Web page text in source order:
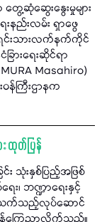
ေ့ဆုံဆွေးနွေးမှုများ
ည်းလမ်း ရှာဖွေ
ရင်းသားလက်နက်ကိုင်
ားရေးဆိုင်ရာ
Masahiro)
န်ကြီးဌာနက
ထုတ်ပြန်
း သုံးနှစ်ပြည့်အဖြစ်
း၊ ဘဏ္ဍာရေးနှင့်
သက်သည့်လုပ်ဆောင်